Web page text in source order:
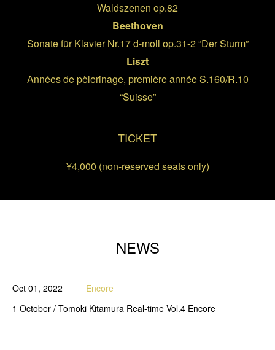
Waldszenen op.82
Beethoven
Sonate für Klavier Nr.17 d-moll op.31-2 “Der Sturm”
Liszt
Années de pèlerinage, première année S.160/R.10
“Suisse”
TICKET
¥4,000 (non-reserved seats only)
NEWS
Oct 01, 2022
Encore
1 October / Tomoki Kitamura Real-time Vol.4 Encore